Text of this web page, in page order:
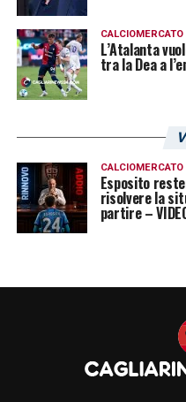
CALCIOMERCATO
L’Atalanta
tra la Dea a
CALCIOMERCATO
Esposito
risolvere la
partire –